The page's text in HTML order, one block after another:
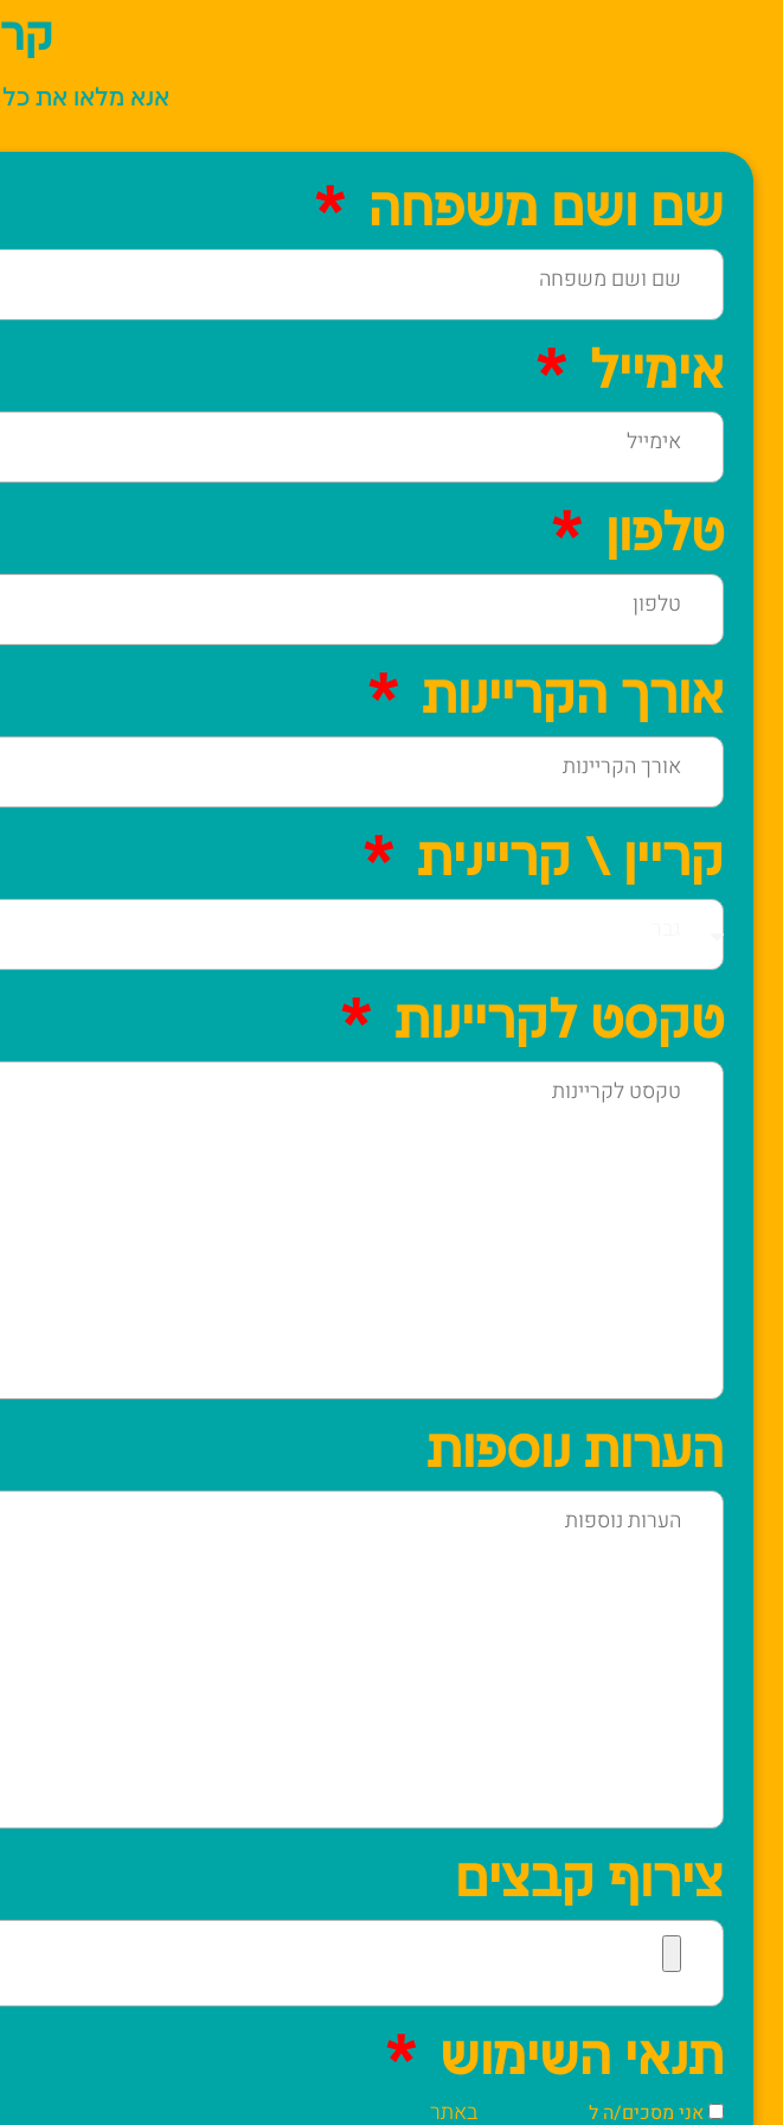
אנא מלאו את כל
שם ושם משפחה
אימייל
טלפון
אורך הקריינות
קריין \ קריינית
טקסט לקריינות
הערות נוספות
צירוף קבצים
תנאי השימוש
אני מסכים/ה ל באתר